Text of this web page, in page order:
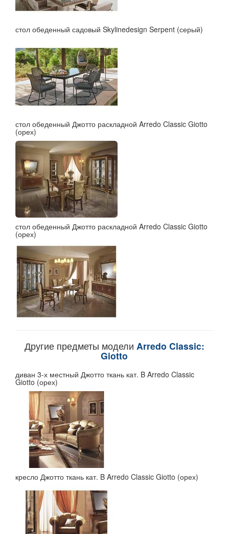
стол обеденный садовый Skylinedesign Serpent (серый)
стол обеденный Джотто раскладной Arredo Classic Giotto
(орех)
стол обеденный Джотто раскладной Arredo Classic Giotto
(орех)
Другие предметы модели Arredo Classic:
Giotto
диван 3-х местный Джотто ткань кат. B Arredo Classic
Giotto (орех)
кресло Джотто ткань кат. B Arredo Classic Giotto (орех)